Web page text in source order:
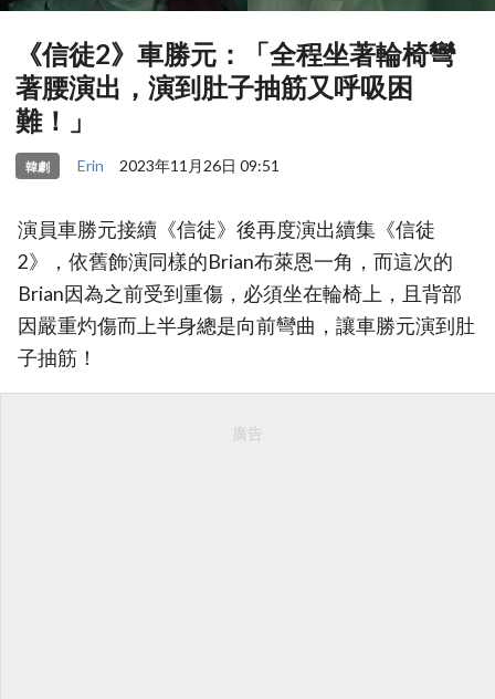
《信徒2》車勝元：「全程坐著輪椅彎
著腰演出，演到肚子抽筋又呼吸困
難！」
韓劇 Erin 2023年11月26日 09:51
演員車勝元接續《信徒》後再度演出續集《信徒
2》，依舊飾演同樣的Brian布萊恩一角，而這次的
Brian因為之前受到重傷，必須坐在輪椅上，且背部
因嚴重灼傷而上半身總是向前彎曲，讓車勝元演到肚
子抽筋！
廣告